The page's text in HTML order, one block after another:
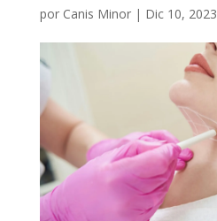
por Canis Minor| Dic 10, 2023